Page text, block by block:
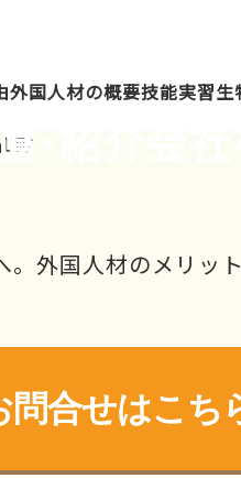
外国人材の概要技能実習生
･紹介会社
外国人材のメリッ
問合せはこち